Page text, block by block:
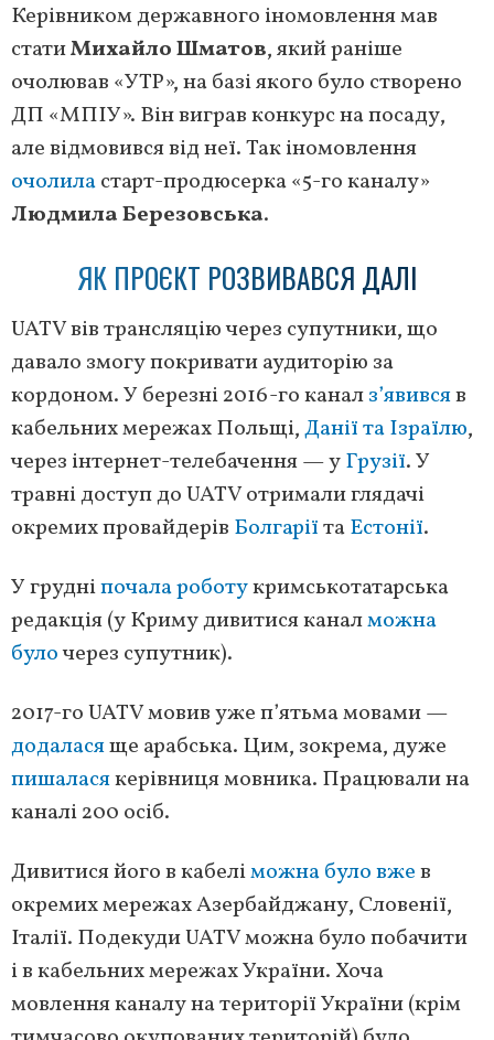
Керівником державного іномовлення мав
статиМихайло Шматов, який раніше
очолював «УТР», на базі якого було створено
ДП «МПІУ». Він виграв конкурс на посаду,
але відмовився від неї. Так іномовлення
очолиластарт-продюсерка «5-го каналу»
Людмила Березовська.
ЯК ПРОЄКТ РОЗВИВАВСЯ ДАЛІ
UATV вів трансляцію через супутники, що
давало змогу покривати аудиторію за
кордоном. У березні 2016-го каналз’явивсяв
кабельних мережах Польщі,Данії та Ізраїлю,
через інтернет-телебачення — уГрузії. У
травні доступ до UATV отримали глядачі
окремих провайдерів БолгаріїтаЕстонії.
У грудніпочала роботукримськотатарська
редакція (у Криму дивитися каналможна
булочерез супутник).
2017-го UATV мовив уже п’ятьма мовами —
додаласяще арабська. Цим, зокрема, дуже
пишаласякерівниця мовника. Працювали на
каналі 200 осіб.
Дивитися його в кабеліможна було вжев
окремих мережах Азербайджану, Словенії,
Італії. Подекуди UATV можна було побачити
і в кабельних мережах України. Хоча
мовлення каналу на території України (крім